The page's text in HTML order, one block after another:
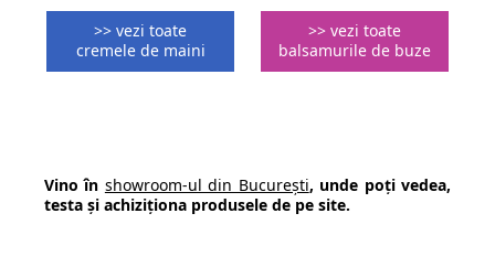
>> vezi toate
cremele de maini
>> vezi toate
balsamurile de buze
Vino în showroom-ul din București, unde poți vedea,
testa și achiziționa produsele de pe site.